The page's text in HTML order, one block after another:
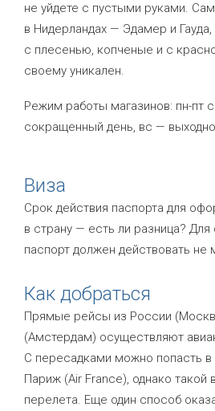
не уйдете с пустыми руками.
в Нидерландах — Эдамер и
с плесенью, копченые и с
своему уникален.
Режим работы магазинов: пн-пт
сокращенный день, вс —
Виза
Срок действия паспорта для
в страну — есть ли разница?
паспорт должен действовать не
Как добраться
Прямые рейсы из России
(Амстердам) осуществляют
С пересадками можно попасть в
Париж (Air France), однако такой
перелета. Еще один способ